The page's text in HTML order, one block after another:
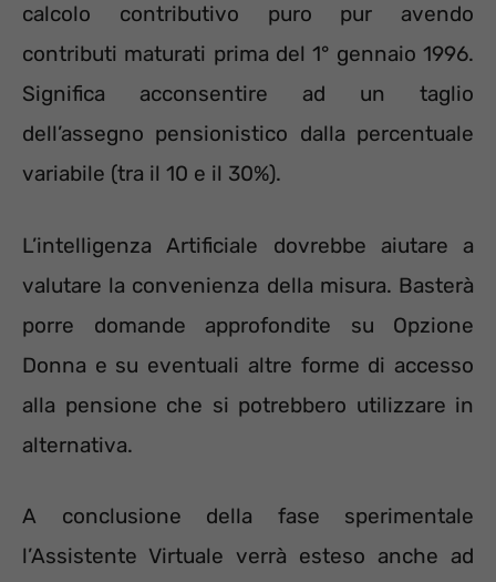
calcolo contributivo puro pur avendo
contributi maturati prima del 1° gennaio 1996.
Significa acconsentire ad un taglio
dell’assegno pensionistico dalla percentuale
variabile (tra il 10 e il 30%).
L’intelligenza Artificiale dovrebbe aiutare a
valutare la convenienza della misura. Basterà
porre domande approfondite su Opzione
Donna e su eventuali altre forme di accesso
alla pensione che si potrebbero utilizzare in
alternativa.
A conclusione della fase sperimentale
l’Assistente Virtuale verrà esteso anche ad